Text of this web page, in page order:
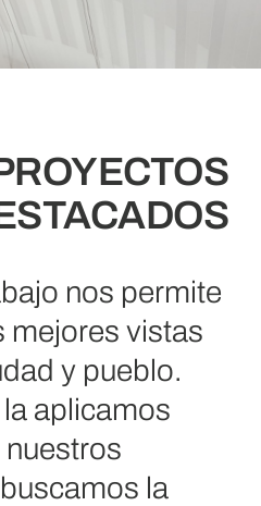
nos permite
mejores vistas
y pueblo.
aplicamos
la